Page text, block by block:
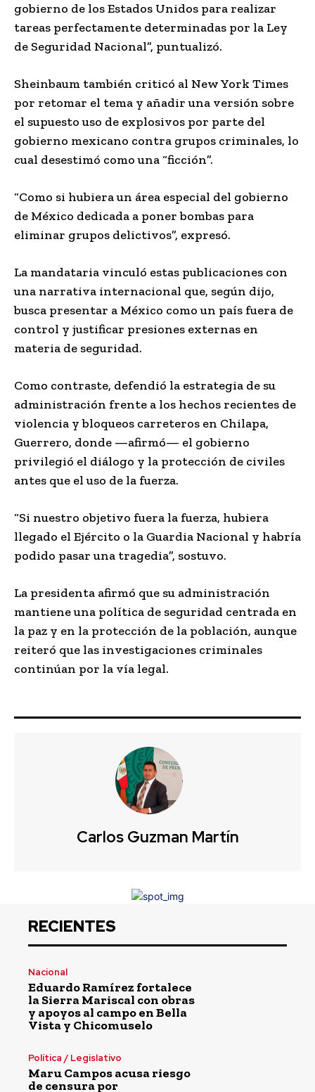
gobierno de los Estados Unidos para realizar
tareas perfectamente determinadas por la Ley
de Seguridad Nacional”, puntualizó.
Sheinbaum también criticó al New York Times
por retomar el tema y añadir una versión sobre
el supuesto uso de explosivos por parte del
gobierno mexicano contra grupos criminales, lo
cual desestimó como una “ficción”.
“Como si hubiera un área especial del gobierno
de México dedicada a poner bombas para
eliminar grupos delictivos”, expresó.
La mandataria vinculó estas publicaciones con
una narrativa internacional que, según dijo,
busca presentar a México como un país fuera de
control y justificar presiones externas en
materia de seguridad.
Como contraste, defendió la estrategia de su
administración frente a los hechos recientes de
violencia y bloqueos carreteros en Chilapa,
Guerrero, donde —afirmó— el gobierno
privilegió el diálogo y la protección de civiles
antes que el uso de la fuerza.
“Si nuestro objetivo fuera la fuerza, hubiera
llegado el Ejército o la Guardia Nacional y habría
podido pasar una tragedia”, sostuvo.
La presidenta afirmó que su administración
mantiene una política de seguridad centrada en
la paz y en la protección de la población, aunque
reiteró que las investigaciones criminales
continúan por la vía legal.
Carlos Guzman Martín
RECIENTES
Nacional
Eduardo Ramírez fortalece
la Sierra Mariscal con obras
y apoyos al campo en Bella
Vista y Chicomuselo
Política / Legislativo
Maru Campos acusa riesgo
de censura por